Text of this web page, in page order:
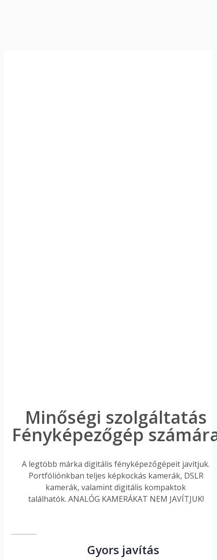
Minőségi szolgáltatás
Fényképezőgép
A legtöbb márka digitális fényképezőgépeit javítjuk.
Portfóliónkban teljes képkockás kamerák, DSLR
kamerák, valamint digitális kompaktok
találhatók. ANALÓG KAMERÁKAT NEM JAVÍTJUK!
Gyors javítás